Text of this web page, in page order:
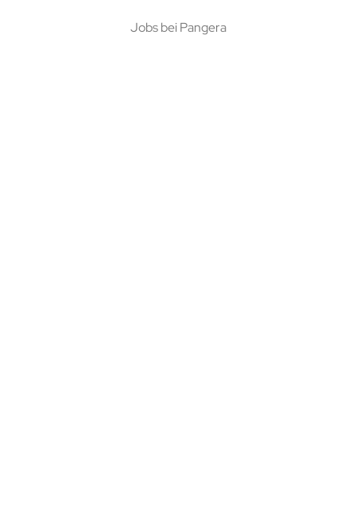
Jobs bei Pangera